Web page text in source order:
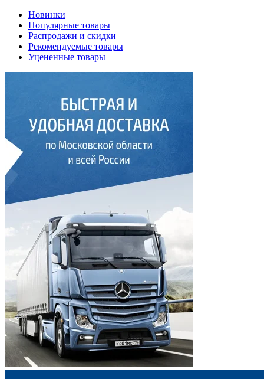
Новинки
Популярные товары
Распродажи и скидки
Рекомендуемые товары
Уцененные товары